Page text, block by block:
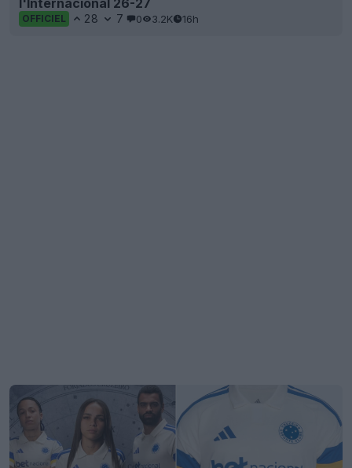
l'Internacional 26-27
OFFICIEL 28 7 0 3.2K 16h